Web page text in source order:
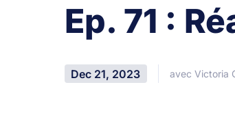
Ep. 71 :
Dec 21, 2023 avec Victoria